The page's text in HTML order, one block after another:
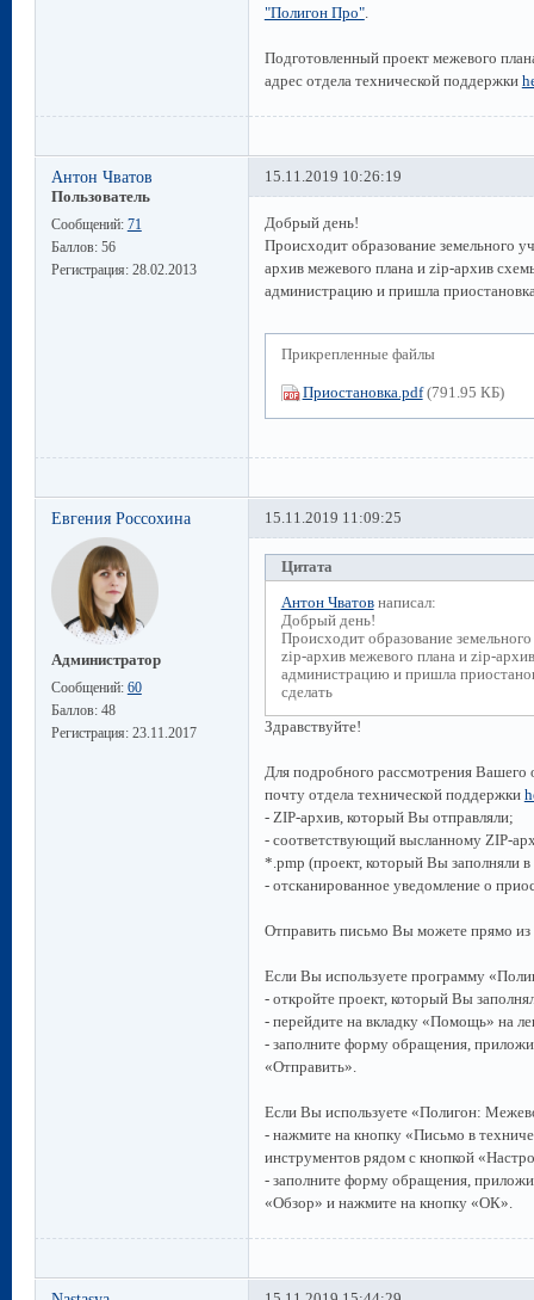
"Полигон Про".
Подготовленный проект межевого
адрес отдела технической поддержки
Антон Чватов
Пользователь
Сообщений: 71
Баллов: 56
Регистрация: 28.02.2013
15.11.2019 10:26:19
Добрый день!
Происходит образование земельного
архив межевого плана и zip-архив
администрацию и пришла
Прикрепленные файлы
Приостановка.pdf (791.95 КБ)
Евгения Россохина
Администратор
Сообщений: 60
Баллов: 48
Регистрация: 23.11.2017
15.11.2019 11:09:25
Цитата
Антон Чватовнаписал:
Добрый день!
Происходит образование
zip-архив межевого плана и zip-
администрацию и пришла
сделать
Здравствуйте!
Для подробного рассмотрения
почту отдела технической поддержки
- ZIP-архив, который Вы отправляли;
- соответствующий высланному ZIP-
*.pmp (проект, который Вы заполняли
- отсканированное уведомление о
Отправить письмо Вы можете прямо
Если Вы используете программу
- откройте проект, который Вы
- перейдите на вкладку «Помощь» на
- заполните форму обращения,
«Отправить».
Если Вы используете «Полигон:
- нажмите на кнопку «Письмо в
инструментов рядом с кнопкой
- заполните форму обращения,
«Обзор» и нажмите на кнопку «ОК».